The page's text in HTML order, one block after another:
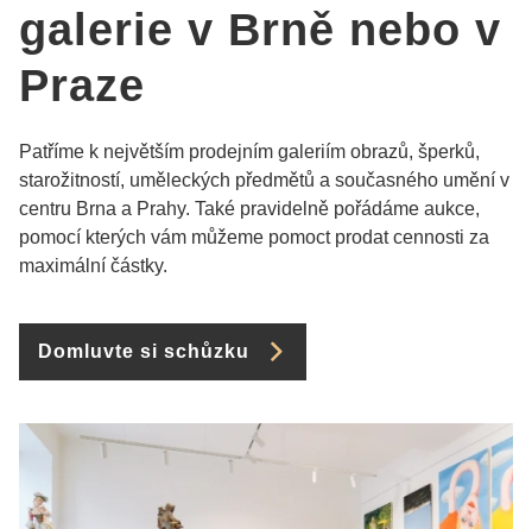
galerie v Brně nebo v
Praze
Patříme k největším prodejním galeriím obrazů, šperků,
starožitností, uměleckých předmětů a současného umění v
centru Brna a Prahy. Také pravidelně pořádáme aukce,
pomocí kterých vám můžeme pomoct prodat cennosti za
maximální částky.
Domluvte si schůzku